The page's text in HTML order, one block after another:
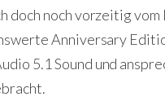
doch noch vorzeitig
Anniversary
5.1 Sound und